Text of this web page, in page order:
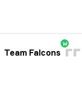
W
Team Falcons